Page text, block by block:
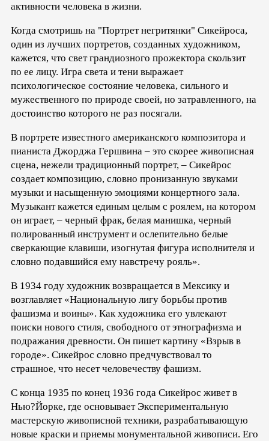
активности человека в жизни.
Когда смотришь на "Портрет негритянки" Сикейроса,
один из лучших портретов, созданных художником,
кажется, что свет грандиозного прожектора скользит
по ее лицу. Игра света и тени выражает
психологическое состояние человека, сильного и
мужественного по природе своей, но затравленного, на
достоинство которого не раз посягали.
В портрете известного американского композитора и
пианиста Джорджа Гершвина – это скорее живописная
сцена, нежели традиционный портрет, – Сикейрос
создает композицию, словно пронизанную звуками
музыки и насыщенную эмоциями концертного зала.
Музыкант кажется единым целым с роялем, на котором
он играет, – черный фрак, белая манишка, черный
полированный инструмент и ослепительно белые
сверкающие клавиши, изогнутая фигура исполнителя и
словно подавшийся ему навстречу рояль».
В 1934 году художник возвращается в Мексику и
возглавляет «Национальную лигу борьбы против
фашизма и воины». Как художника его увлекают
поиски нового стиля, свободного от этнографизма и
подражания древности. Он пишет картину «Взрыв в
городе». Сикейрос словно предчувствовал то
страшное, что несет человечеству фашизм.
С конца 1935 по конец 1936 года Сикейрос живет в
Нью?Йорке, где основывает Экспериментальную
мастерскую живописной техники, разрабатывающую
новые краски и приемы монументальной живописи. Его